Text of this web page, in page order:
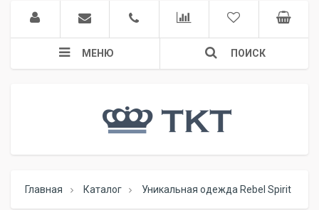
МЕНЮ ПОИСК
Главная Каталог Уникальная одежда Rebel Spirit